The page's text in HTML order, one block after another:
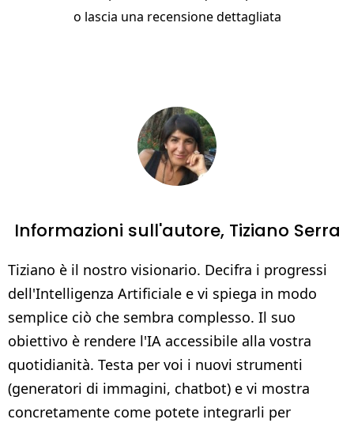
o lascia una recensione dettagliata
Informazioni sull'autore, Tiziano Serra
Tiziano è il nostro visionario. Decifra i progressi
dell'Intelligenza Artificiale e vi spiega in modo
semplice ciò che sembra complesso. Il suo
obiettivo è rendere l'IA accessibile alla vostra
quotidianità. Testa per voi i nuovi strumenti
(generatori di immagini, chatbot) e vi mostra
concretamente come potete integrarli per